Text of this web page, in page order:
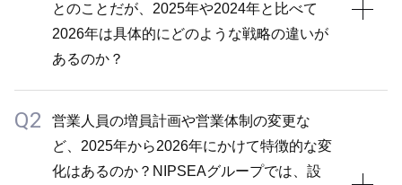
も含めた停滞基調の市場でもプラス成長を目指してい
きたい考えです。
できているのであれば、製品値上げを通じた成長も追
求していきます。さらに、コスト構造についても常に
見直しを進めており、塗料のような従来型のビジネス
駄な施策は控える方針です。DuluxGroupでは常にプ
ロモーション費用を掛けていますが、本当に最適かど
うかは常に市況と照らし合わせて適宜調整していま
す。
現時点ではプロモーション費用を大きく増減させる計
画はなく、市況を見極めながら敏捷性を持って調整し
ていく方針です。
とのことだが、2025年や2024年と比べて
2026年は具体的にどのような戦略の違いが
あるのか？
A1
先日アジアのグループ経営会議を開催し、中国チーム
が意気込みをわざわざ伝えに来てくれたことが印象的
Q2
営業人員の増員計画や営業体制の変更な
ど、2025年から2026年にかけて特徴的な変
化はあるのか？NIPSEAグループでは、設